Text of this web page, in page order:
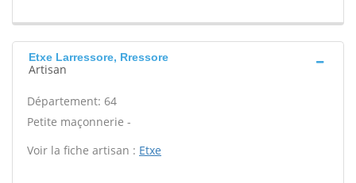
Etxe Larressore, Rressore
Artisan
Département: 64
Petite maçonnerie -
Voir la fiche artisan : Etxe